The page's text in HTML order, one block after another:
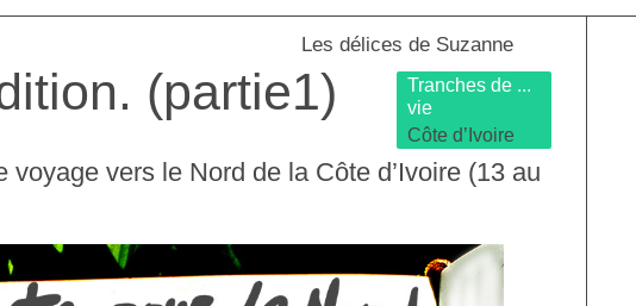
Les délices de Suzanne
Tranches de ...
vie
Côte d’Ivoire
(partie1)
voyage vers le Nord de la Côte d’Ivoire (13 au